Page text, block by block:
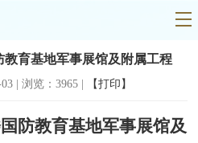
育基地军事展馆及附属工程
| 浏览：3965 | 【打印】
防教育基地军事展馆及